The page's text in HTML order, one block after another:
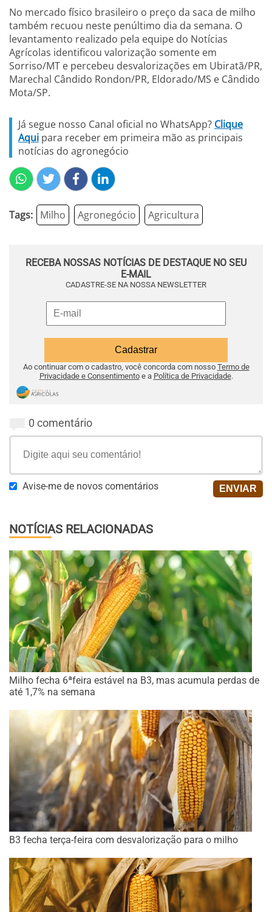
No mercado físico brasileiro o preço da saca de milho
também recuou neste penúltimo dia da semana. O
levantamento realizado pela equipe do Notícias
Agrícolas identificou valorização somente em
Sorriso/MT e percebeu desvalorizações em Ubiratã/PR,
Marechal Cândido Rondon/PR, Eldorado/MS e Cândido
Mota/SP.
Já segue nosso Canal oficial no WhatsApp? Clique
Aqui para receber em primeira mão as principais
notícias do agronegócio
Tags: Milho Agronegócio Agricultura
RECEBA NOSSAS NOTÍCIAS DE DESTAQUE NO SEU
E-MAIL
CADASTRE-SE NA NOSSA NEWSLETTER
Ao continuar com o cadastro, você concorda com nosso Termo de
Privacidade e Consentimentoe a Política de Privacidade.
0 comentário
Avise-me de novos comentários
NOTÍCIAS RELACIONADAS
Milho fecha 6ªfeira estável na B3, mas acumula perdas de
até 1,7% na semana
B3 fecha terça-feira com desvalorização para o milho